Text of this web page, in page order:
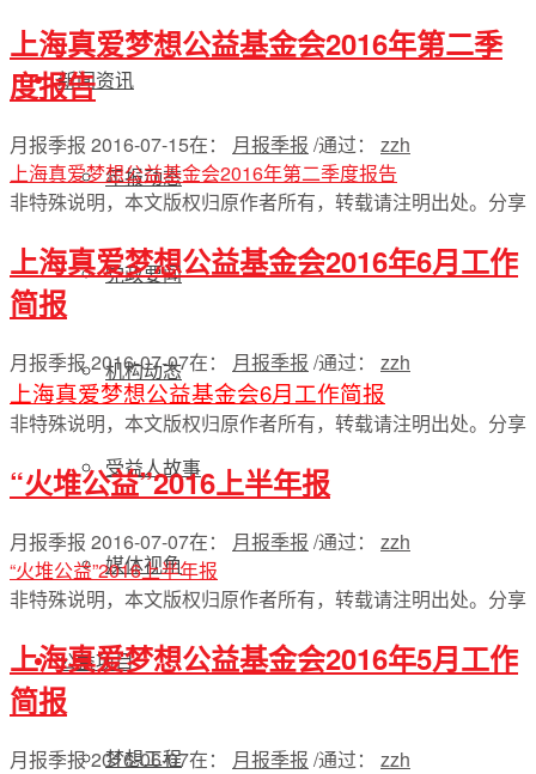
新闻资讯
年报动态
党政要闻
机构动态
受益人故事
媒体视角
公益项目
梦想工程
上海真爱梦想公益基金会2016年第二季
度报告
月报季报 2016-07-15在： 月报季报 /通过： zzh
上海真爱梦想公益基金会2016年第二季度报告
非特殊说明，本文版权归原作者所有，转载请注明出处。 分享
上海真爱梦想公益基金会2016年6月工作
简报
月报季报2016-07-07在： 月报季报 /通过： zzh
上海真爱梦想公益基金会6月工作简报
非特殊说明，本文版权归原作者所有，转载请注明出处。 分享
“火堆公益”2016上半年报
月报季报 2016-07-07在： 月报季报 /通过： zzh
“火堆公益”2016上半年报
非特殊说明，本文版权归原作者所有，转载请注明出处。 分享
上海真爱梦想公益基金会2016年5月工作
简报
月报季报2016-06-07在： 月报季报 /通过： zzh